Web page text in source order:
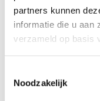
partners kunnen
informatie die u aan
verzameld op basis
Noodzakelijk